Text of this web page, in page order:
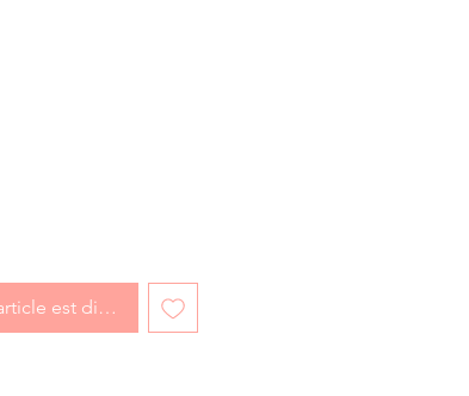
est disponible